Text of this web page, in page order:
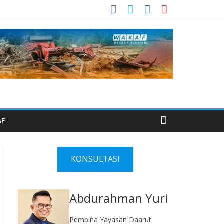
KONSULTASI
Abdurahman Yuri
Pembina Yayasan Daarut